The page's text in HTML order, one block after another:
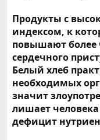
Продукты с
индексом, к
повышают более
сердечного
Белый хлеб
необходимых
значит
лишает
дефицит